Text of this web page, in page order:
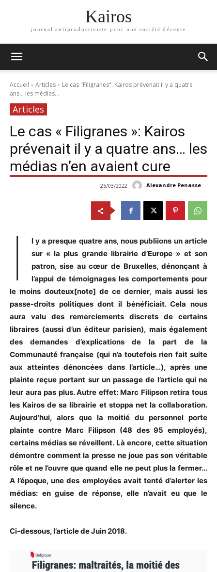
Kairos
journal antiproductiviste pour une société décente
Accueil Articles
Le cas "Filigranes": Kairos prévenait il y a quatre
ans... les médias...
Articles
Le cas « Filigranes »: Kairos
prévenait il y a quatre ans… les
médias n’en avaient cure
Alexandre Penasse
25/03/2022
I
l y a presque quatre ans, nous publiions un article
sur « la plus grande librairie d’Europe » et son
patron, sise au cœur de Bruxelles, dénonçant à
l’appui de témoignages les comportements pour
le moins douteux[note] de ce dernier, mais aussi les
passe-droits politiques dont il bénéficiait. Cela nous
aura valu des remerciements discrets de certains
libraires (aussi d’un éditeur parisien), mais également
des demandes d’explications de la part de la
Communauté française (qui n’a toutefois rien fait suite
aux atteintes dénoncées dans l’article…), après une
plainte reçue portant sur un passage de l’article qui ne
leur aura pas plus. Autre effet: Marc Filipson retira tous
les Kairos de sa librairie et stoppa net la collaboration.
Aujourd’hui, alors que la moitié du personnel porte
plainte contre Marc Filipson (48 des 95 employés),
certains médias se réveillent. Là encore, cette situation
démontre comment la presse ne joue pas son véritable
rôle et ne l’ouvre que quand elle ne peut plus la fermer…
A l’époque, une des employées avait tenté d’alerter les
médias: en guise de réponse, elle n’avait eu que le
silence.
Ci-dessous, l’article de Juin 2018.